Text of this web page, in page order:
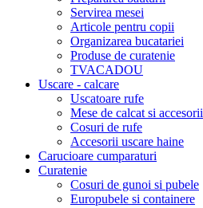
Servirea mesei
Articole pentru copii
Organizarea bucatariei
Produse de curatenie
TVACADOU
Uscare - calcare
Uscatoare rufe
Mese de calcat si accesorii
Cosuri de rufe
Accesorii uscare haine
Carucioare cumparaturi
Curatenie
Cosuri de gunoi si pubele
Europubele si containere